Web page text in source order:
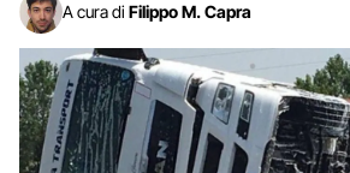
A cura di Filippo M. Capra